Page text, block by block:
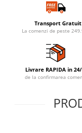
Transport Gratuit
La comenzi de peste
Livrare RAPIDA in
de la confirmarea